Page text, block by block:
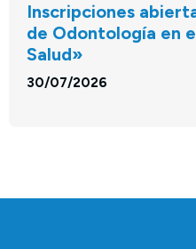
Inscripciones
de Odontología en
Salud»
30/07/2026